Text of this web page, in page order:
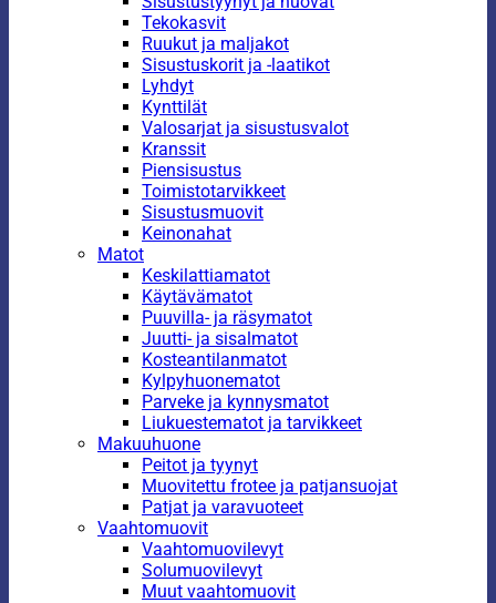
Tekokasvit
Ruukut ja maljakot
Sisustuskorit ja -laatikot
Lyhdyt
Kynttilät
Valosarjat ja sisustusvalot
Kranssit
Piensisustus
Toimistotarvikkeet
Sisustusmuovit
Keinonahat
Matot
Keskilattiamatot
Käytävämatot
Puuvilla- ja räsymatot
Juutti- ja sisalmatot
Kosteantilanmatot
Kylpyhuonematot
Parveke ja kynnysmatot
Liukuestematot ja tarvikkeet
Makuuhuone
Peitot ja tyynyt
Muovitettu frotee ja patjansuojat
Patjat ja varavuoteet
Vaahtomuovit
Vaahtomuovilevyt
Solumuovilevyt
Muut vaahtomuovit